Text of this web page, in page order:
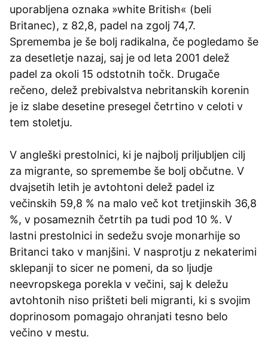
uporabljena oznaka »white British« (beli
Britanec), z 82,8, padel na zgolj 74,7.
Sprememba je še bolj radikalna, če pogledamo še
za desetletje nazaj, saj je od leta 2001 delež
padel za okoli 15 odstotnih točk. Drugače
rečeno, delež prebivalstva nebritanskih korenin
je iz slabe desetine presegel četrtino v celoti v
tem stoletju.
V angleški prestolnici, ki je najbolj priljubljen cilj
za migrante, so spremembe še bolj občutne. V
dvajsetih letih je avtohtoni delež padel iz
večinskih 59,8 % na malo več kot tretjinskih 36,8
%, v posameznih četrtih pa tudi pod 10 %. V
lastni prestolnici in sedežu svoje monarhije so
Britanci tako v manjšini. V nasprotju z nekaterimi
sklepanji to sicer ne pomeni, da so ljudje
neevropskega porekla v večini, saj k deležu
avtohtonih niso prišteti beli migranti, ki s svojim
doprinosom pomagajo ohranjati tesno belo
večino v mestu.